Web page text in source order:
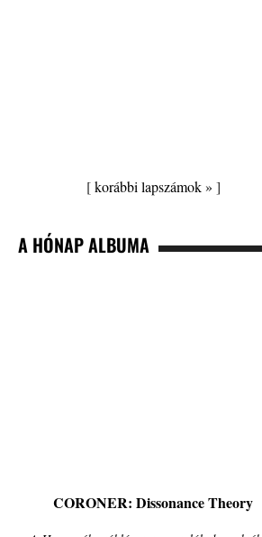
[korábbi lapszámok » ]
A HÓNAP ALBUMA
CORONER: Dissonance Theory